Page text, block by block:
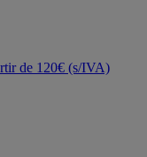
de 120€ (s/IVA)